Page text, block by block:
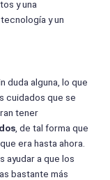
y una
y un
duda alguna, lo que
cuidados que se
tener
, de tal forma que
era hasta ahora.
ayudar a que los
bastante más